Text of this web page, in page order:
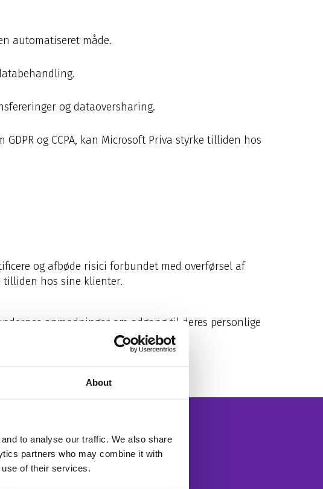
About
to analyse our traffic. We also share
partners who may combine it with
use of their services.
automatiseret måde.
og dataoversharing.
og CCPA, kan Microsoft Priva styrke tilliden hos
og afbøde risici forbundet med overførsel af
hos sine klienter.
anmodninger om adgang til deres personlige
Sammen. Tag